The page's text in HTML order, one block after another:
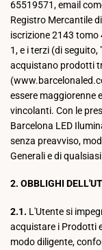
65519571, email
Registro Mercantile
iscrizione 2143 tomo
1, e i terzi (di
acquistano prodotti
essere maggiorenne
vincolanti. Con le
Barcelona LED
senza preavviso,
Generali e di
2. OBBLIGHI
2.1. L'Utente si
acquistare i Prodotti
modo diligente,